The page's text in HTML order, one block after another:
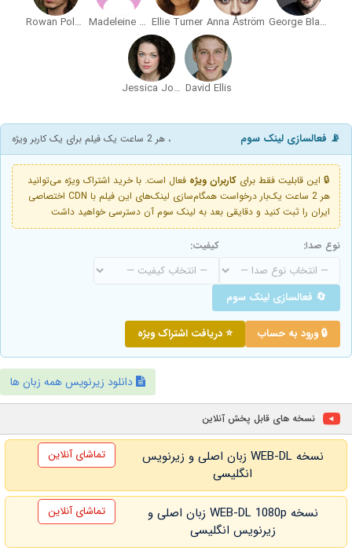
George Blagden
Anna Åström
Ellie Turner
Madeleine Brolly
Rowan Polonski
David Ellis
Jessica Jones
📡 فعالسازی لینک سوم ، هر 2 ساعت یک فیلم برای یک کاربر ویژه
🔒 این قابلیت فقط برای کاربران ویژه فعال است. با خرید اشتراک ویژه می‌توانید
هر 2 ساعت یک‌بار درخواست همگام‌سازی لینک‌های این فیلم با CDN اختصاصی
ایران را ثبت کنید و دقایقی بعد به لینک سوم آن دسترسی خواهید داشت
نوع صدا: کیفیت:
🔄 فعالسازی لینک سوم
🔒 ورود به حساب ⭐ دریافت اشتراک ویژه
دانلود زیرنویس همه زبان ها
نسخه های قابل پخش آنلاین
نسخه WEB-DL زبان اصلی و زیرنویس
انگلیسی
تماشای آنلاین
نسخه WEB-DL 1080p زبان اصلی و
زیرنویس انگلیسی
تماشای آنلاین